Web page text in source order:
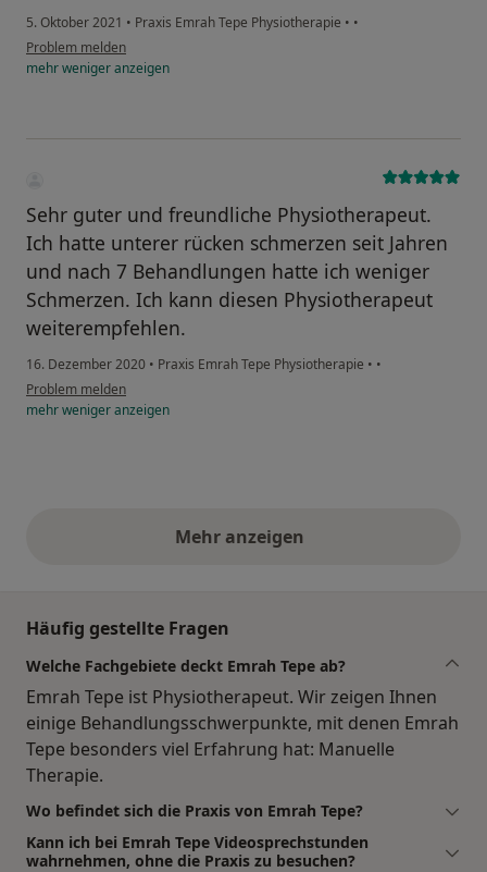
5. Oktober 2021 • Praxis Emrah Tepe Physiotherapie • •
Problem melden
mehrwenigeranzeigen
Sehr guter und freundliche Physiotherapeut.
Ich hatte unterer rücken schmerzen seit Jahren
und nach 7 Behandlungen hatte ich weniger
Schmerzen. Ich kann diesen Physiotherapeut
weiterempfehlen.
16. Dezember 2020 • Praxis Emrah Tepe Physiotherapie • •
Problem melden
mehrwenigeranzeigen
Mehr anzeigenobige Stellungnahmen
Häufig gestellte Fragen
Welche Fachgebiete deckt Emrah Tepe ab?
Emrah Tepe ist Physiotherapeut. Wir zeigen Ihnen
einige Behandlungsschwerpunkte, mit denen Emrah
Tepe besonders viel Erfahrung hat: Manuelle
Therapie.
Wo befindet sich die Praxis von Emrah Tepe?
Kann ich bei Emrah Tepe Videosprechstunden
wahrnehmen, ohne die Praxis zu besuchen?